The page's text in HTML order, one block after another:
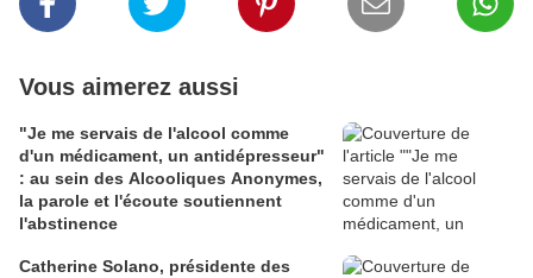
Vous aimerez aussi
"Je me servais de l'alcool comme
d'un médicament, un antidépresseur"
: au sein des Alcooliques Anonymes,
la parole et l'écoute soutiennent
l'abstinence
Catherine Solano, présidente des